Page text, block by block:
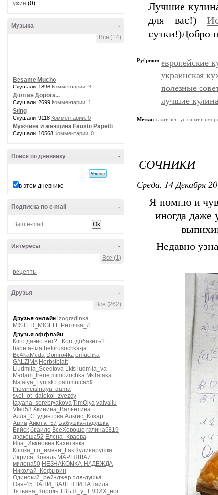
ужин (0)
-
Музыка
Все (14)
Besame Mucho
Слушали: 1896 Комментарии: 3
Долгая Дорога...
Слушали: 2699 Комментарии: 1
Sting
Слушали: 9118 Комментарии: 0
Мужчина и женщина Fausto Papetti
Слушали: 10568 Комментарии: 0
-
Поиск по дневнику
в этом дневнике
-
Подписка по e-mail
-
Интересы
Все (1)
рецепты
-
Друзья
Все (262)
Друзья онлайн izogradinka
MISTER_MIGELL Риточка_Л
Друзья оффлайн
Кого давно нет?
Кого добавить?
babeta-liza belorusochka-ja
Bo4kaMeda Domro4ka emuchka
GALZIMA Herbstblatt
Liudmila_Sceglova Lkis ludmila_ya
Madam_Irene mimozochka MsTataka
Natalya_Lyutsko palomnica59
Provincialnaya_dama
svet_ot_dalekoi_zvezdy
tatyana_serebryakova TimOlya valvallu
Vlad53 Акинина_Валентина
Алла_Студентова Альгис_Козар
Амиа Анюта_57 Бабушка-ладушка
Бийск браило ВсеХорошо галина5819
дракоша52 Елена_Краева
Ира_Ивановна Кахетинка
Кошка_по_имени_Гав Кулинарушка
Лариса_Коваль МАРЬЯША7
милена50 НЕЗНАКОМКА-НАДЕЖДА
Николай_Кофырин
Одинокий_рейнджер оля-душка
Оня-45 ПАНИ_ВАЛЕНТИНА таила
Татьяна_Король ТВБ Я_у_ТВОИХ_ног
Лучшие
для вас!)
сутки!)Добро
Рубрики: европейские
украинская
полезные
лучшие
Метки: салат нептун салат из
СОЧНИКИ
Среда, 14 Декабря
Я помню и
иногда даже
Недавно